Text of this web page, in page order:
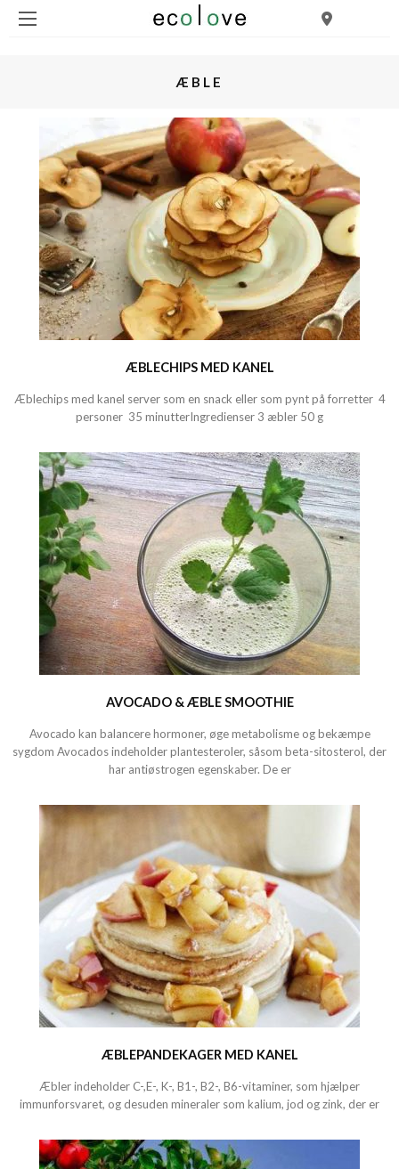
ÆBLE
ÆBLECHIPS MED KANEL
Æblechips med kanel server som en snack eller som pynt på forretter 4
personer 35 minutterIngredienser 3 æbler 50 g
AVOCADO & ÆBLE SMOOTHIE
Avocado kan balancere hormoner, øge metabolisme og bekæmpe
sygdom Avocados indeholder plantesteroler, såsom beta-sitosterol, der
har antiøstrogen egenskaber. De er
ÆBLEPANDEKAGER MED KANEL
Æbler indeholder C-,E-, K-, B1-, B2-, B6-vitaminer, som hjælper
immunforsvaret, og desuden mineraler som kalium, jod og zink, der er